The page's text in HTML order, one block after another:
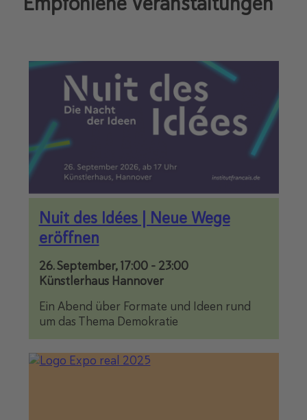
Nuit des Idées | Neue Wege
eröffnen
Ein Abend über Formate und Ideen rund
um das Thema Demokratie
26. September, 17:00- 23:00
Künstlerhaus Hannover